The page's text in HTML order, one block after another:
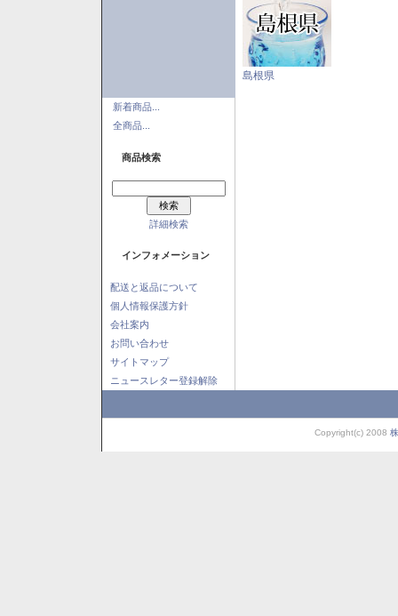
新着商品...
全商品...
商品検索
詳細検索
インフォメーション
配送と返品について
個人情報保護方針
会社案内
お問い合わせ
サイトマップ
ニュースレター登録解除
島根県
Copyright(c) 2008